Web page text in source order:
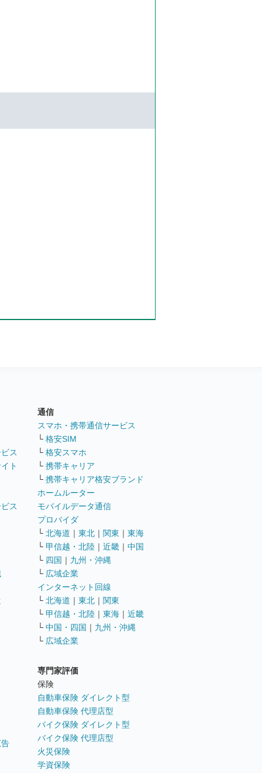
ス
ト
ス
通信
スマホ・携帯通信サービス
└ 格安SIM
└ 格安スマホ
└ 携帯キャリア
└ 携帯キャリア格安ブランド
ホームルーター
モバイルデータ通信
プロバイダ
└ 北海道 ｜ 東北 ｜ 関東 ｜ 東海
└ 甲信越・北陸 ｜ 近畿 ｜ 中国
└ 四国 ｜ 九州・沖縄
└ 広域企業
インターネット回線
└ 北海道 ｜ 東北 ｜ 関東
└ 甲信越・北陸 ｜ 東海 ｜ 近畿
└ 中国・四国 ｜ 九州・沖縄
└ 広域企業
専門家評価
保険
自動車保険 ダイレクト型
自動車保険 代理店型
バイク保険 ダイレクト型
バイク保険 代理店型
火災保険
学資保険